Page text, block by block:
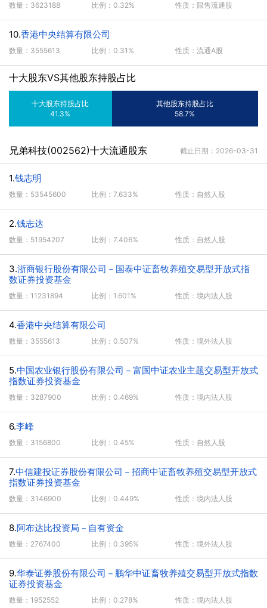
数量：3623188 比例：0.32% 性质：限售流通股
10.香港中央结算有限公司
数量：3555613 比例：0.31% 性质：流通A股
十大股东VS其他股东持股占比
十大股东持股占比
41.3%
其他股东持股占比
58.7%
兄弟科技(002562)十大流通股东 截止日期：2026-03-31
1.钱志明
数量：53545600 比例：7.633% 性质：自然人股
2.钱志达
数量：51954207 比例：7.406% 性质：自然人股
3.浙商银行股份有限公司－国泰中证畜牧养殖交易型开放式指
数证券投资基金
数量：11231894 比例：1.601% 性质：境内法人股
4.香港中央结算有限公司
数量：3555613 比例：0.507% 性质：境外法人股
5.中国农业银行股份有限公司－富国中证农业主题交易型开放式
指数证券投资基金
数量：3287900 比例：0.469% 性质：境内法人股
6.李峰
数量：3156800 比例：0.45% 性质：自然人股
7.中信建投证券股份有限公司－招商中证畜牧养殖交易型开放式
指数证券投资基金
数量：3146900 比例：0.449% 性质：境内法人股
8.阿布达比投资局－自有资金
数量：2767400 比例：0.395% 性质：境外法人股
9.华泰证券股份有限公司－鹏华中证畜牧养殖交易型开放式指数
证券投资基金
数量：1952552 比例：0.278% 性质：境内法人股